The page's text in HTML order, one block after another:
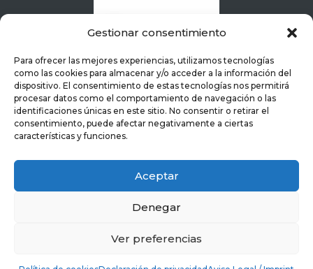
Gestionar consentimiento
Para ofrecer las mejores experiencias, utilizamos tecnologías
como las cookies para almacenar y/o acceder a la información del
dispositivo. El consentimiento de estas tecnologías nos permitirá
procesar datos como el comportamiento de navegación o las
identificaciones únicas en este sitio. No consentir o retirar el
consentimiento, puede afectar negativamente a ciertas
características y funciones.
Aceptar
Denegar
Ver preferencias